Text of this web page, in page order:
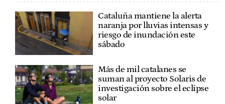
Cataluña mantiene la alerta
naranja por lluvias intensas y
riesgo de inundación este
sábado
Más de mil catalanes se
suman al proyecto Solaris de
investigación sobre el eclipse
solar